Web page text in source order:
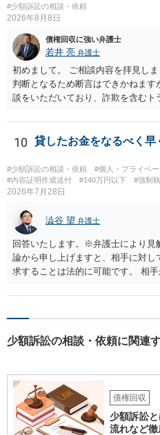
は裁判所へ相談した方がよいと思い
#少額訴訟の相談・依頼
2026年8月8日
債権回収に強い弁護士
若井 亮 弁護士
初めまして。 ご相談内容を拝見し
判断となるため断言はできかねま
談をいただいており、詐欺を含む
ります。 お金を渡した方法が現金
であるならば、相手方の身元を特
ずれにせよ、まずは速やかに最寄
お勧めします。
10 貸したお金をなるべく早
#少額訴訟の相談・依頼 #個人・プライベー
#内容証明作成送付
#140万円以下 #強制
2026年7月28日
澁谷 望 弁護士
回答いたします。※弁護士により見
論から申し上げますと、相手に対
求することは法的に可能です。 相
は成立していません。当初の返済
払いには同意していないため、残額
まず本名や住所の特定を進めてくだ
（Switch2等）の事実も踏まえ、応
勢で交渉に臨むのが現実的かと思い
少額訴訟の相談・依頼に関連
債権回収
少額訴訟
流れなど